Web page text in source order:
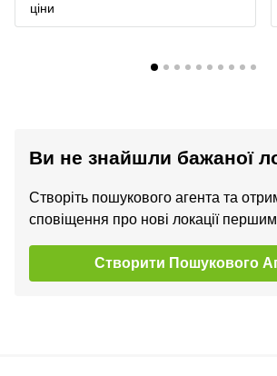
ціни
Ви не знайшли бажаної
Створіть пошукового агента та
сповіщення про нові локації
Створити Пошукового